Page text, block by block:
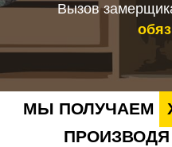
Вызов
МЫ ПОЛУЧАЕМ